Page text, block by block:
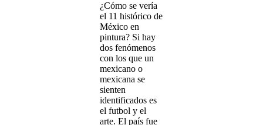
¿Cómo se vería
el 11 histórico de
México en
pintura? Si hay
dos fenómenos
con los que un
mexicano o
mexicana se
sienten
identificados es
el futbol y el
arte. El país fue